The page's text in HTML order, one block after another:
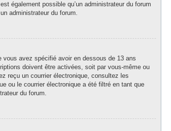
également possible qu’un administrateur du forum
administrateur du forum.
avez spécifié avoir en dessous de 13 ans
doivent être activées, soit par vous-même ou
reçu un courrier électronique, consultez les
ou le courrier électronique a été filtré en tant que
du forum.